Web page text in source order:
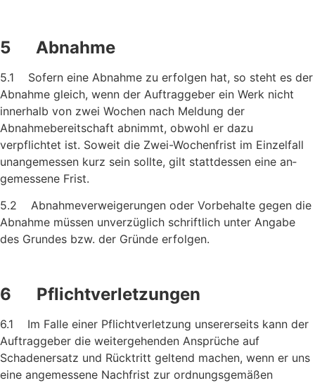
5 Abnahme
5.1 Sofern eine Abnahme zu erfolgen hat, so steht es der
Abnahme gleich, wenn der Auftraggeber ein Werk nicht
innerhalb von zwei Wochen nach Meldung der
Abnahmebereitschaft abnimmt, ob­wohl er dazu
verpflichtet ist. Soweit die Zwei-Wochenfrist im Einzelfall
unangemessen kurz sein sollte, gilt stattdessen eine an­
gemessene Frist.
5.2 Abnahmeverweigerungen oder Vorbehalte gegen die
Abnahme müssen unverzüglich schriftlich unter Angabe
des Grundes bzw. der Gründe erfolgen.
6 Pflichtverletzungen
6.1 Im Falle einer Pflichtverletzung unsererseits kann der
Auftrag­geber die weitergehenden Ansprüche auf
Schadenersatz und Rücktritt geltend machen, wenn er uns
eine angemessene Nachfrist zur ordnungsgemäßen